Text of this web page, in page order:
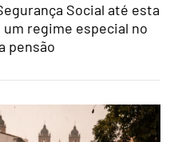
Social até esta
regime especial no
pensão